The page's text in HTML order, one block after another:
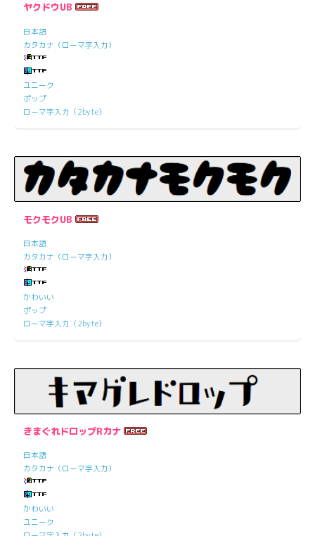
ヤクドウUB
日本語
カタカナ（ローマ字入力）
ユニーク
ポップ
ローマ字入力（2byte）
モクモクUB
日本語
カタカナ（ローマ字入力）
かわいい
ポップ
ローマ字入力（2byte）
きまぐれドロップRカナ
日本語
カタカナ（ローマ字入力）
かわいい
ユニーク